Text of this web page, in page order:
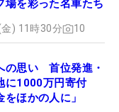
場を彩った名車たち
) 11時30分 10
の思い 首位発進・
に1000万円寄付
をほかの人に」